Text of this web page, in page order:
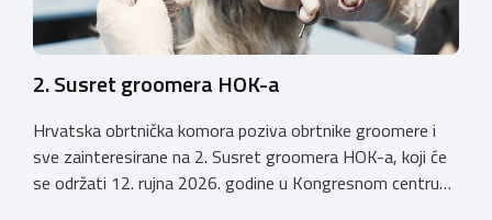
2. Susret groomera HOK-a
Hrvatska obrtnička komora poziva obrtnike groomere i
sve zainteresirane na 2. Susret groomera HOK-a, koji će
se održati 12. rujna 2026. godine u Kongresnom centru